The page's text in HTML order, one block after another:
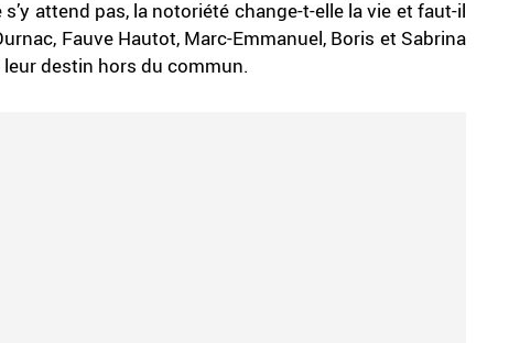
attend pas, la notoriété change-t-elle la vie et faut-il
Fauve Hautot, Marc-Emmanuel, Boris et Sabrina
destin hors du commun.